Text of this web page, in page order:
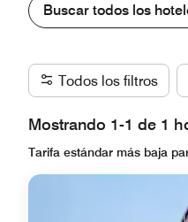
Buscar todos los
Todos los filtros
Mostrando 1-1 de 1
Tarifa estándar más baja